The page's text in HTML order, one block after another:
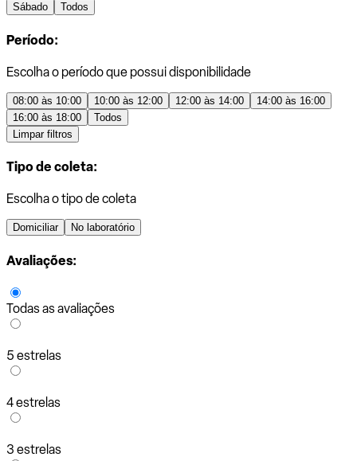
Sábado
Todos
Período:
Escolha o período que possui disponibilidade
08:00 às 10:00 10:00 às 12:00 12:00 às 14:00
14:00 às 16:00
16:00 às 18:00
Todos
Limpar filtros
Tipo de coleta:
Escolha o tipo de coleta
Domiciliar No laboratório
Avaliações:
Todas as avaliações
5 estrelas
4 estrelas
3 estrelas